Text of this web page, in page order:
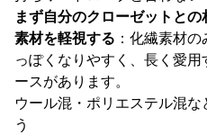
まず自分のクローゼットと
素材を軽視する ：化繊素材
っぽくなりやすく、長く愛
ースがあります。
ウール混・ポリエステル混
う